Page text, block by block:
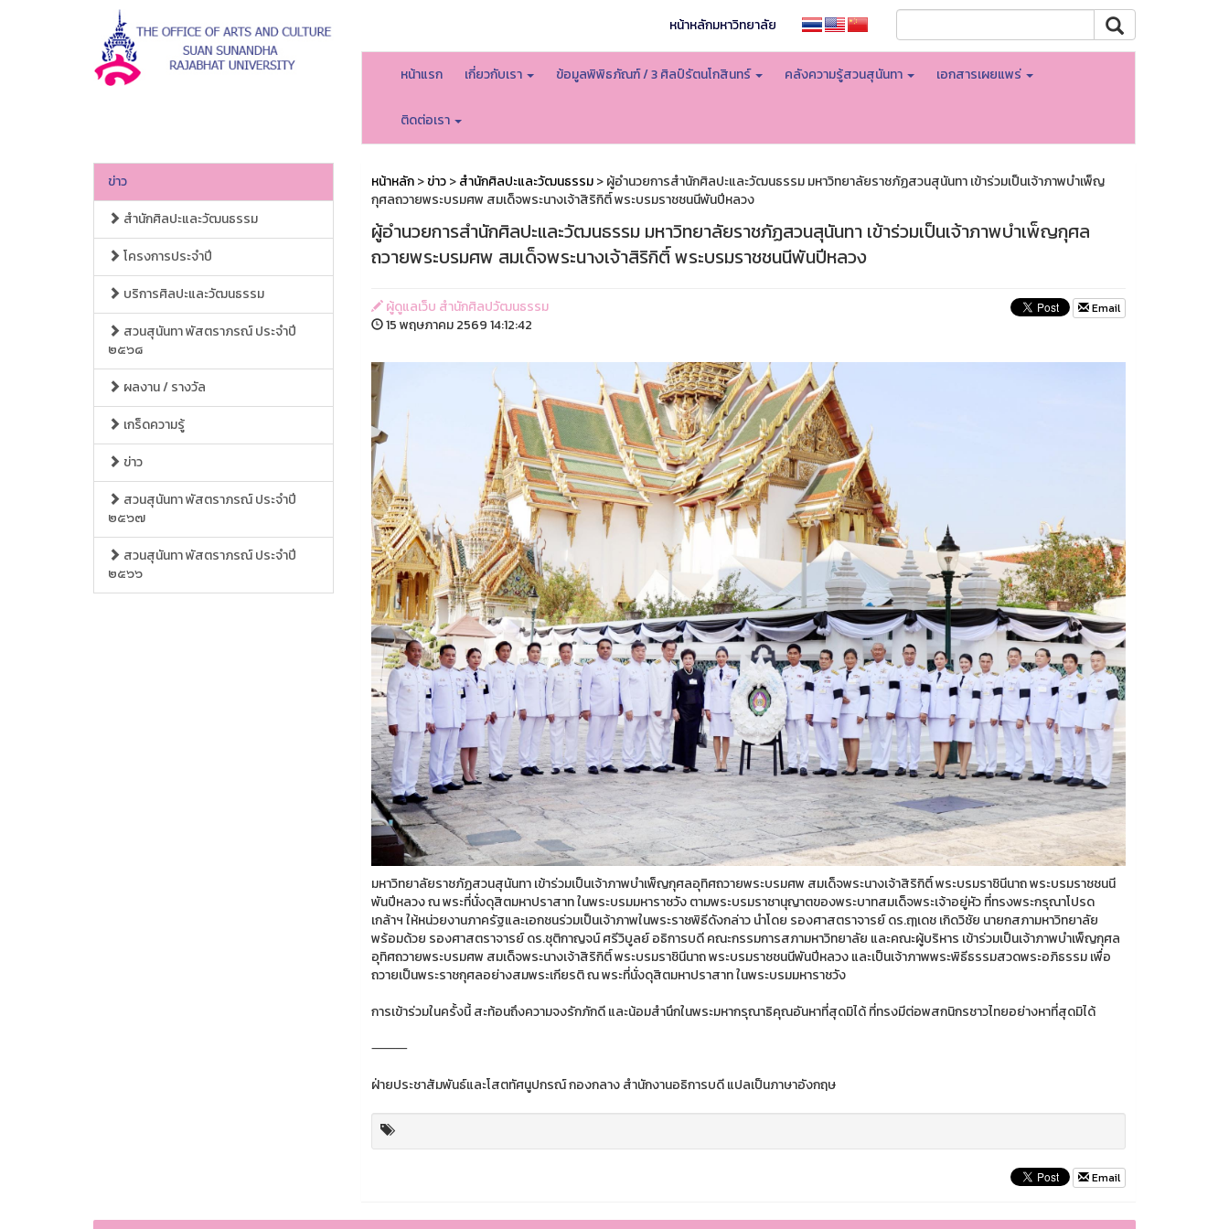
หน้าหลักมหาวิทยาลัย
หน้าแรก เกี่ยวกับเรา ข้อมูลพิพิธภัณฑ์ / 3 ศิลป์รัตนโกสินทร์ คลังความรู้สวนสุนันทา เอกสารเผยแพร่
ติดต่อเรา
ข่าว
สำนักศิลปะและวัฒนธรรม
โครงการประจำปี
บริการศิลปะและวัฒนธรรม
สวนสุนันทา พัสตราภรณ์ ประจำปี
๒๕๖๘
ผลงาน / รางวัล
เกร็ดความรู้
ข่าว
สวนสุนันทา พัสตราภรณ์ ประจำปี
๒๕๖๗
สวนสุนันทา พัสตราภรณ์ ประจำปี
๒๕๖๖
หน้าหลัก>ข่าว>สำนักศิลปะและวัฒนธรรม> ผู้อำนวยการสำนักศิลปะและวัฒนธรรม มหาวิทยาลัยราชภัฏสวนสุนันทา เข้าร่วมเป็นเจ้าภาพบำเพ็ญ
กุศลถวายพระบรมศพ สมเด็จพระนางเจ้าสิริกิติ์ พระบรมราชชนนีพันปีหลวง
ผู้อำนวยการสำนักศิลปะและวัฒนธรรม มหาวิทยาลัยราชภัฏสวนสุนันทา เข้าร่วมเป็นเจ้าภาพบำเพ็ญกุศล
ถวายพระบรมศพ สมเด็จพระนางเจ้าสิริกิติ์ พระบรมราชชนนีพันปีหลวง
ผู้ดูแลเว็บ สำนักศิลปวัฒนธรรม
15 พฤษภาคม 2569 14:12:42
Email
มหาวิทยาลัยราชภัฏสวนสุนันทา เข้าร่วมเป็นเจ้าภาพบำเพ็ญกุศลอุทิศถวายพระบรมศพ สมเด็จพระนางเจ้าสิริกิติ์ พระบรมราชินีนาถ พระบรมราชชนนี
พันปีหลวง ณ พระที่นั่งดุสิตมหาปราสาท ในพระบรมมหาราชวัง ตามพระบรมราชานุญาตของพระบาทสมเด็จพระเจ้าอยู่หัว ที่ทรงพระกรุณาโปรด
เกล้าฯ ให้หน่วยงานภาครัฐและเอกชนร่วมเป็นเจ้าภาพในพระราชพิธีดังกล่าว นำโดย รองศาสตราจารย์ ดร.ฤๅเดช เกิดวิชัย นายกสภามหาวิทยาลัย
พร้อมด้วย รองศาสตราจารย์ ดร.ชุติกาญจน์ ศรีวิบูลย์ อธิการบดี คณะกรรมการสภามหาวิทยาลัย และคณะผู้บริหาร เข้าร่วมเป็นเจ้าภาพบำเพ็ญกุศล
อุทิศถวายพระบรมศพ สมเด็จพระนางเจ้าสิริกิติ์ พระบรมราชินีนาถ พระบรมราชชนนีพันปีหลวง และเป็นเจ้าภาพพระพิธีธรรมสวดพระอภิธรรม เพื่อ
ถวายเป็นพระราชกุศลอย่างสมพระเกียรติ ณ พระที่นั่งดุสิตมหาปราสาท ในพระบรมมหาราชวัง
การเข้าร่วมในครั้งนี้ สะท้อนถึงความจงรักภักดี และน้อมสำนึกในพระมหากรุณาธิคุณอันหาที่สุดมิได้ ที่ทรงมีต่อพสกนิกรชาวไทยอย่างหาที่สุดมิได้
⸻
ฝ่ายประชาสัมพันธ์และโสตทัศนูปกรณ์ กองกลาง สำนักงานอธิการบดี แปลเป็นภาษาอังกฤษ
Email